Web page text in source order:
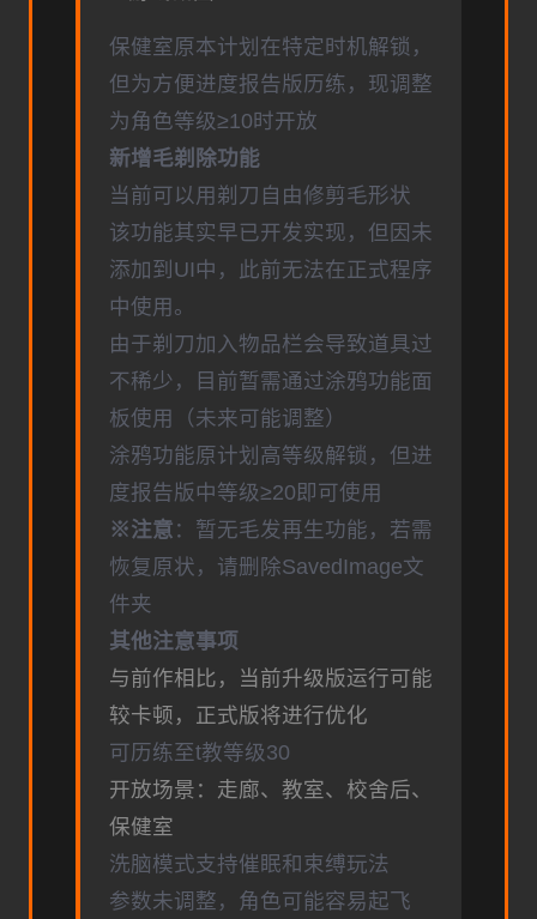
保健室原本计划在特定时机解锁，
但为方便进度报告版历练，现调整
为角色等级≥10时开放
新增毛剃除功能
当前可以用剃刀自由修剪毛形状
该功能其实早已开发实现，但因未
添加到UI中，此前无法在正式程序
中使用。
由于剃刀加入物品栏会导致道具过
不稀少，目前暂需通过涂鸦功能面
板使用（未来可能调整）
涂鸦功能原计划高等级解锁，但进
度报告版中等级≥20即可使用
※注意 ：暂无毛发再生功能，若需
恢复原状，请删除SavedImage文
件夹
其他注意事项
与前作相比，当前升级版运行可能
较卡顿，正式版将进行优化
可历练至t教等级30
开放场景：走廊、教室、校舍后、
保健室
洗脑模式支持催眠和束缚玩法
参数未调整，角色可能容易起飞